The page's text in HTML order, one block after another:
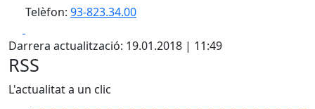
Telèfon: 93-823.34.00
Darrera actualització: 19.01.2018 | 11:49
RSS
L'actualitat a un clic